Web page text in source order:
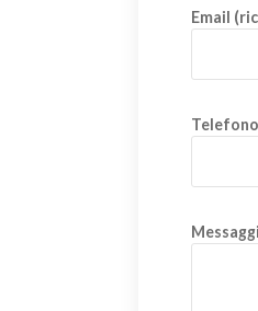
Email
Telefono